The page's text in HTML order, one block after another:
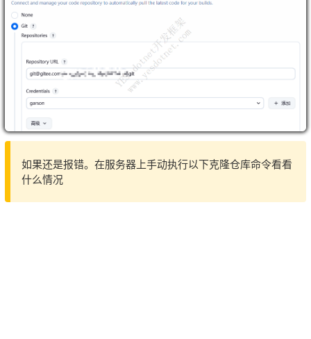
如果还是报错。在服务器上手动执行以下克隆仓库命令看看
什么情况